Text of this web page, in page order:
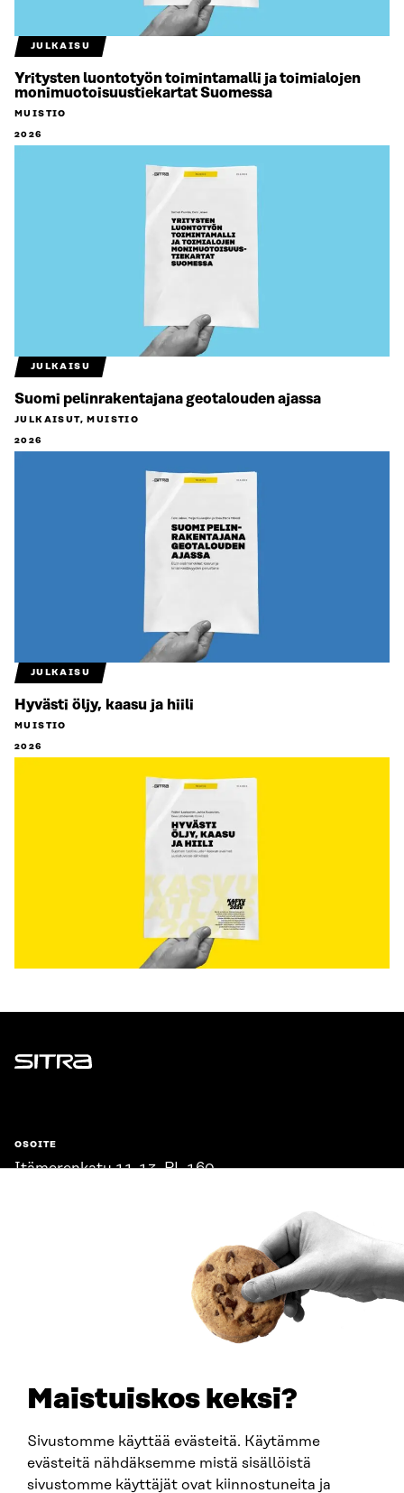
Maistuiskos keksi?
Sivustomme käyttää evästeitä. Käytämme
evästeitä nähdäksemme mistä sisällöistä
sivustomme käyttäjät ovat kiinnostuneita ja
JULKAISU
Yritysten luontotyön toimintamalli ja toimialojen
monimuotoisuustiekartat Suomessa
MUISTIO
2026
JULKAISU
Suomi pelinrakentajana geotalouden ajassa
JULKAISUT, MUISTIO
2026
JULKAISU
Hyvästi öljy, kaasu ja hiili
MUISTIO
2026
Sitra
OSOITE
Itämerenkatu 11-13, PL 160,
SITRA SOSIAALISESSA MEDIASSA